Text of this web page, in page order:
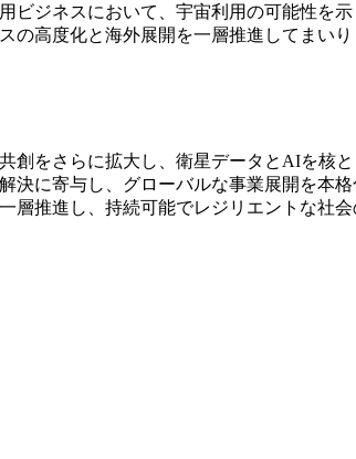
ビジネスにおいて、宇宙利用の可能性を
の高度化と海外展開を一層推進してまい
創をさらに拡大し、衛星データとAIを核
に寄与し、グローバルな事業展開を本
推進し、持続可能でレジリエントな社会